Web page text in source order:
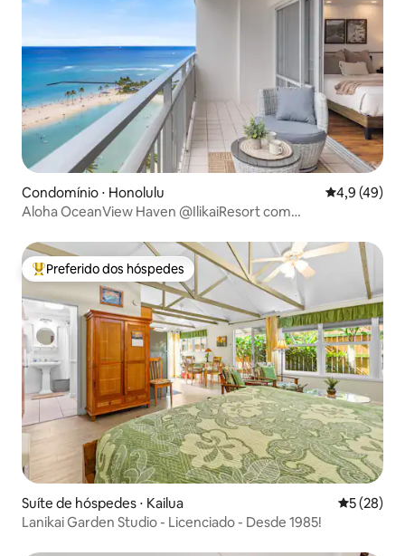
Condomínio ⋅ Honolulu 4,9 de uma
4,9 (49)
Aloha OceanView Haven @IlikaiResort com
Entre os melhores preferidos dos hóspedes
Preferido dos hóspedes
Suíte de hóspedes ⋅ Kailua 5 de uma
5 (28)
Lanikai Garden Studio - Licenciado - Desde 1985!